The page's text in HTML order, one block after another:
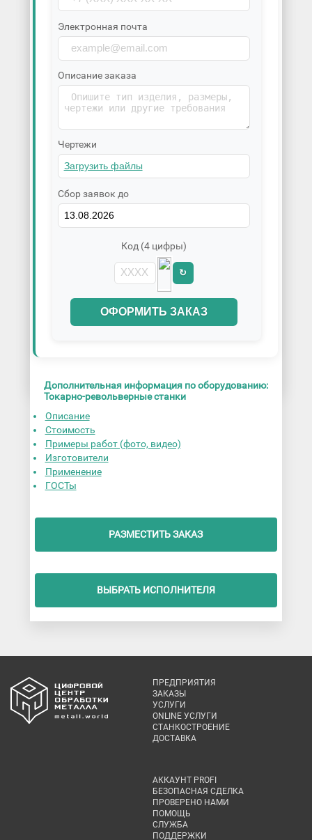
Электронная почта
Описание заказа
Чертежи
Сбор заявок до
Код (4 цифры)
↻
ОФОРМИТЬ ЗАКАЗ
Дополнительная информация по оборудованию:
Токарно-револьверные станки
Описание
Стоимость
Примеры работ (фото, видео)
Изготовители
Применение
ГОСТы
РАЗМЕСТИТЬ ЗАКАЗ
ВЫБРАТЬ ИСПОЛНИТЕЛЯ
ПРЕДПРИЯТИЯ
ЗАКАЗЫ
УСЛУГИ
ONLINE УСЛУГИ
СТАНКОСТРОЕНИЕ
ДОСТАВКА
АККАУНТ PROFI
БЕЗОПАСНАЯ СДЕЛКА
ПРОВЕРЕНО НАМИ
ПОМОЩЬ
СЛУЖБА
ПОДДЕРЖКИ